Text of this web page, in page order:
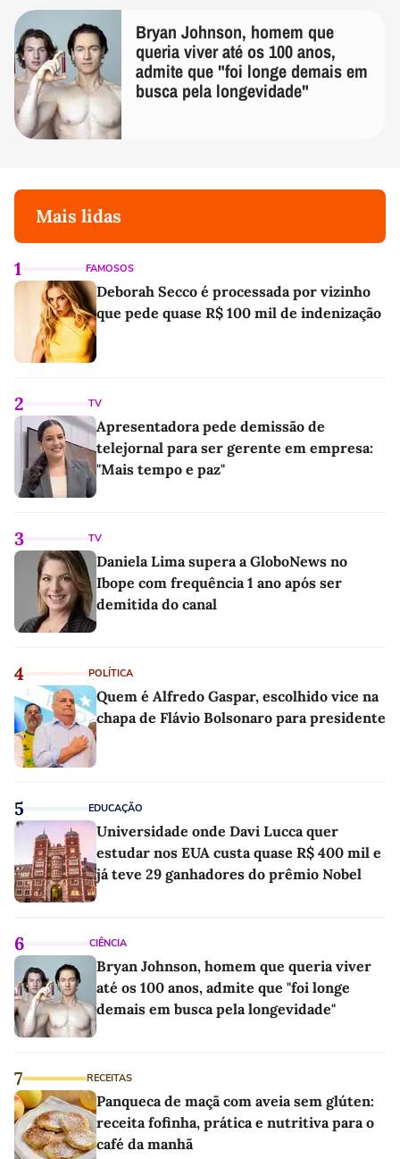
Bryan Johnson, homem que
queria viver até os 100 anos,
admite que "foi longe demais em
busca pela longevidade"
Mais lidas
1 FAMOSOS
Deborah Secco é processada por vizinho
que pede quase R$ 100 mil de indenização
2 TV
Apresentadora pede demissão de
telejornal para ser gerente em empresa:
"Mais tempo e paz"
3 TV
Daniela Lima supera a GloboNews no
Ibope com frequência 1 ano após ser
demitida do canal
4 POLÍTICA
Quem é Alfredo Gaspar, escolhido vice na
chapa de Flávio Bolsonaro para presidente
5 EDUCAÇÃO
Universidade onde Davi Lucca quer
estudar nos EUA custa quase R$ 400 mil e
já teve 29 ganhadores do prêmio Nobel
6 CIÊNCIA
Bryan Johnson, homem que queria viver
até os 100 anos, admite que "foi longe
demais em busca pela longevidade"
7 RECEITAS
Panqueca de maçã com aveia sem glúten:
receita fofinha, prática e nutritiva para o
café da manhã